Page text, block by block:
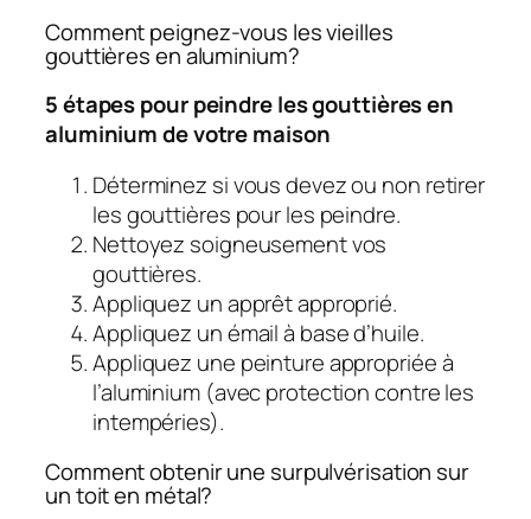
Comment peignez-vous les vieilles
gouttières en aluminium?
5 étapes pour peindre les gouttières en
aluminium de votre maison
Déterminez si vous devez ou non retirer
les gouttières pour les peindre.
Nettoyez soigneusement vos
gouttières.
Appliquez un apprêt approprié.
Appliquez un émail à base d’huile.
Appliquez une peinture appropriée à
l’aluminium (avec protection contre les
intempéries).
Comment obtenir une surpulvérisation sur
un toit en métal?